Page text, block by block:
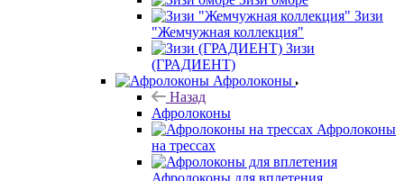
Зизи
"Жемчужная коллекция"
Зизи
(ГРАДИЕНТ)
Афролоконы
Назад
Афролоконы
Афролоконы
на трессах
Афролоконы для вплетения